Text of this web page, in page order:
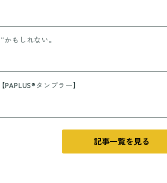
もしれない。
タンブラー】
記事一覧を見る